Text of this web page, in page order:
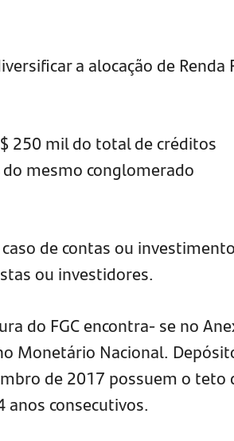
a alocação de Renda
250 mil do total de créditos
mesmo conglomerado
de contas ou
ou investidores.
do FGC encontra- se no
Monetário Nacional.
de 2017 possuem o teto
anos consecutivos.